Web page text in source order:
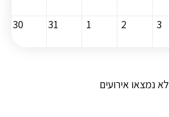
30 31 1 2 3
לא נמצאו אירועים